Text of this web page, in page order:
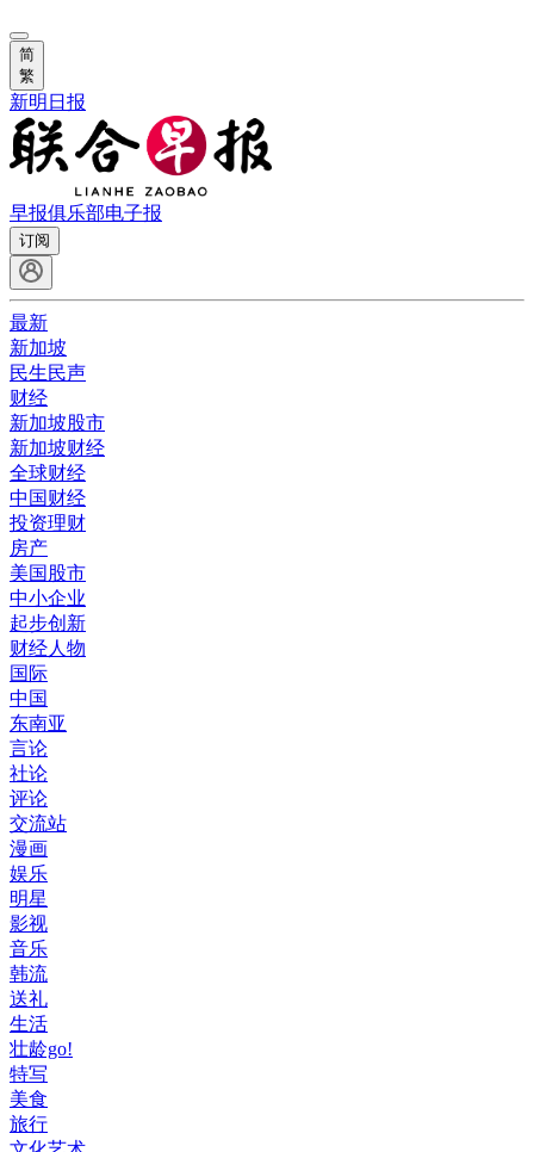
简
繁
新明日报
早报俱乐部电子报
订阅
最新
新加坡
民生民声
财经
新加坡股市
新加坡财经
全球财经
中国财经
投资理财
房产
美国股市
中小企业
起步创新
财经人物
国际
中国
东南亚
言论
社论
评论
交流站
漫画
娱乐
明星
影视
音乐
韩流
送礼
生活
壮龄go!
特写
美食
旅行